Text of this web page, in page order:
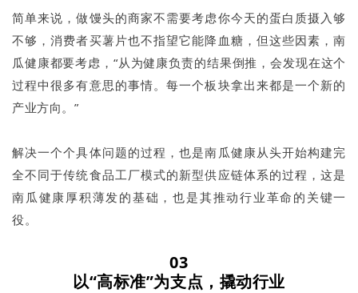
简单来说，做馒头的商家不需要考虑你今天的蛋白质摄入够
不够，消费者买薯片也不指望它能降血糖，但这些因素，南
瓜健康都要考虑，“从为健康负责的结果倒推，会发现在这个
过程中很多有意思的事情。每一个板块拿出来都是一个新的
产业方向。”
解决一个个具体问题的过程，也是南瓜健康从头开始构建完
全不同于传统食品工厂模式的新型供应链体系的过程，这是
南瓜健康厚积薄发的基础，也是其推动行业革命的关键一
役。
03
以“高标准”为支点，撬动行业